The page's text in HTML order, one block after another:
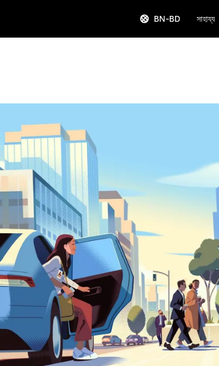
BN-BD সাহায্য